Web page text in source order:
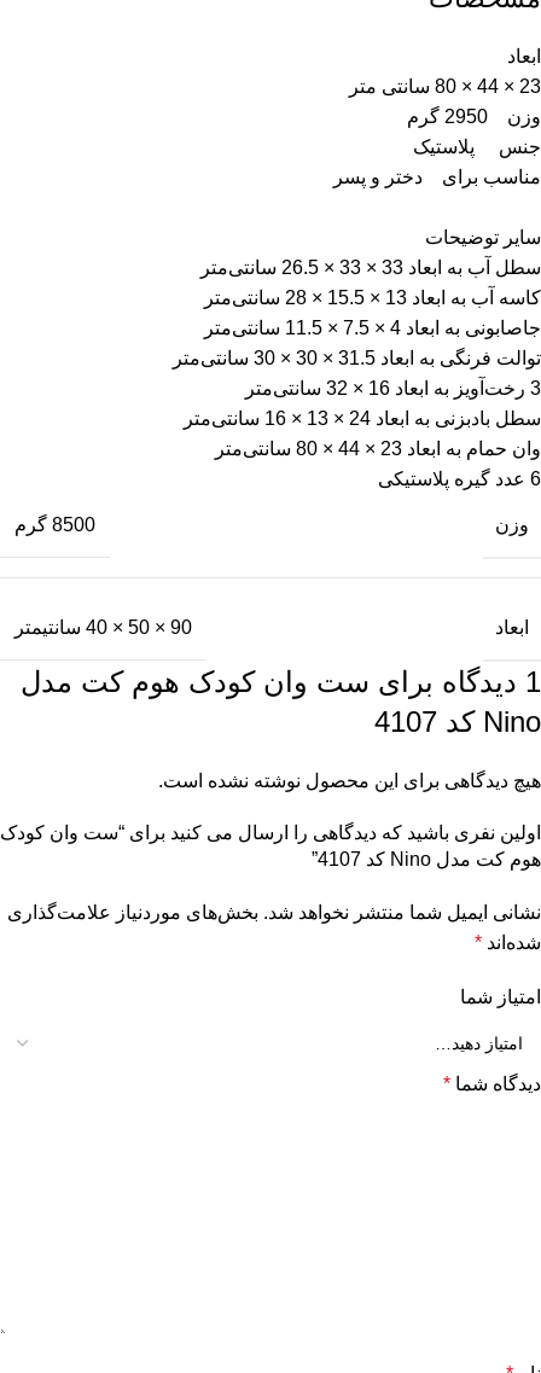
ابعاد
23 × 44 × 80 سانتی متر
وزن 2950 گرم
جنس پلاستیک
مناسب برای دختر و پسر
سایر توضیحات
سطل آب به ابعاد 33 × 33 × 26.5 سانتی‌متر
کاسه آب به ابعاد 13 × 15.5 × 28 سانتی‌متر
جاصابونی به ابعاد 4 × 7.5 × 11.5 سانتی‌متر
توالت فرنگی به ابعاد 31.5 × 30 × 30 سانتی‌متر
3 رخت‌آویز به ابعاد 16 × 32 سانتی‌متر
سطل بادبزنی به ابعاد 24 × 13 × 16 سانتی‌متر
وان حمام به ابعاد 23 × 44 × 80 سانتی‌متر
6 عدد گیره پلاستیکی
وزن 8500 گرم
ابعاد 90 × 50 × 40 سانتیمتر
1 دیدگاه برای
ست وان کودک هوم کت مدل
Nino کد 4107
هیچ دیدگاهی برای این محصول نوشته نشده است.
اولین نفری باشید که دیدگاهی را ارسال می کنید برای “ست وان کودک
هوم کت مدل Nino کد 4107”
نشانی ایمیل شما منتشر نخواهد شد. بخش‌های موردنیاز علامت‌گذاری
شده‌اند *
امتیاز شما
دیدگاه شما *